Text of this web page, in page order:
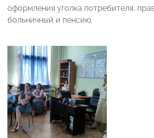
оформления уголка потребителя,
больничный и пенсию.